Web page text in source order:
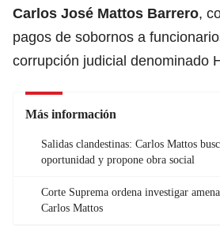
Carlos José Mattos Barrero,
pagos de sobornos a
corrupción judicial denominado
Más información
Salidas clandestinas: Carlos Mattos
oportunidad y propone obra social
Corte Suprema ordena investigar
Carlos Mattos